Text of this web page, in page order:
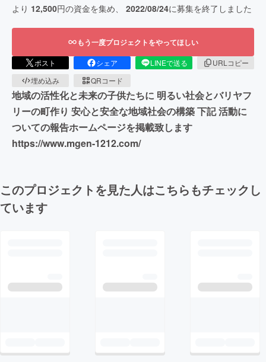
より 12,500円の資金を集め、 2022/08/24に募集を終了しました
もう一度プロジェクトをやってほしい
ポスト シェア LINEで送る
URLコピー
埋め込み
QRコード
地域の活性化と未来の子供たちに 明るい社会とバリヤフ
リーの町作り 安心と安全な地域社会の構築 下記 活動に
ついての報告ホームページを掲載致します
https://www.mgen-1212.com/
このプロジェクトを見た人はこちらもチェックし
ています